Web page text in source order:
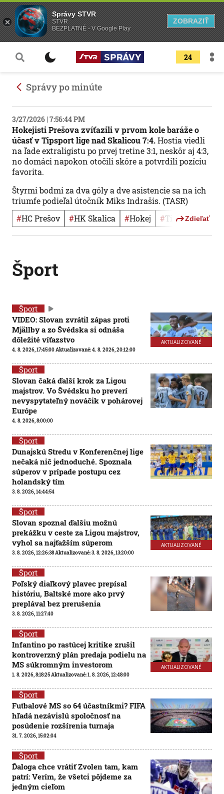
24
Správy po minúte
3/27/2026 | 7:56:44 PM
Hokejisti Prešova zvíťazili v prvom kole baráže o
účasť v Tipsport lige nad Skalicou 7:4.Hostia viedli
na ľade extraligistu po prvej tretine 3:1, neskôr aj 4:3,
no domáci napokon otočili skóre a potvrdili pozíciu
favorita.
Štyrmi bodmi za dva góly a dve asistencie sa na ich
triumfe podieľal útočník Miks Indrašis. (TASR)
# HC Prešov # HK Skalica # Hokej # Tipsport liga
Zdieľať
Šport
AKTUALIZOVANÉ
Šport
VIDEO: Slovan zvrátil zápas proti
Mjällby a zo Švédska si odnáša
dôležité víťazstvo
4. 8. 2026, 17:45:00Aktualizované:4. 8. 2026, 20:12:00
Šport
Slovan čaká ďalší krok za Ligou
majstrov. Vo Švédsku ho preverí
nevyspytateľný nováčik v pohárovej
Európe
4. 8. 2026, 8:00:00
Šport
Dunajskú Stredu v Konferenčnej lige
nečaká nič jednoduché. Spoznala
súperov v prípade postupu cez
holandský tím
3. 8. 2026, 14:44:54
AKTUALIZOVANÉ
Šport
Slovan spoznal ďalšiu možnú
prekážku v ceste za Ligou majstrov,
vyhol sa najťažším súperom
3. 8. 2026, 12:26:38Aktualizované:3. 8. 2026, 13:20:00
Šport
Poľský diaľkový plavec prepísal
históriu, Baltské more ako prvý
preplával bez prerušenia
3. 8. 2026, 11:27:40
AKTUALIZOVANÉ
Šport
Infantino po rastúcej kritike zrušil
kontroverzný plán predaja podielu na
MS súkromným investorom
1. 8. 2026, 8:18:25Aktualizované:1. 8. 2026, 12:48:00
Šport
Futbalové MS so 64 účastníkmi? FIFA
hľadá nezávislú spoločnosť na
posúdenie rozšírenia turnaja
31. 7. 2026, 15:02:04
Šport
Ďaloga chce vrátiť Zvolen tam, kam
patrí: Verím, že všetci pôjdeme za
jedným cieľom
Správy STVR
STVR
BEZPLATNÉ - V Google Play
ZOBRAZIŤ